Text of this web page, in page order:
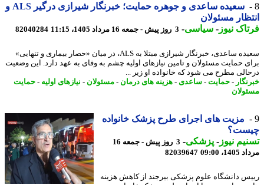
سعیده ساعدی و جوهره حمایت؛ خبرنگار شیرازی درگیر ALS و
مسئولان
نیوز-سیاسی-3 روز پیش - جمعه 16 مرداد 1405، 11:15 82040284
سعیده ساعدی، خبرنگار شیرازی مبتلا به ALS، در میان «حصار بیماری و تنهایی»
حمایت مسئولان و تامین نیازهای اولیه چشم به وفای به عهد دارد. این وضعیت
مطرح می شود که خانواده او زیر ...
-حمایت-ساعدی-هزینه های درمان -مسئولان-نیازهای اولیه -حمایت
مزیت های اجرای طرح پزشک خانواده
نیوز-پزشکی-
3 روز پیش - جمعه 16
09:00
82039647
دانشگاه علوم پزشکی بیرجند از کاهش هزینه